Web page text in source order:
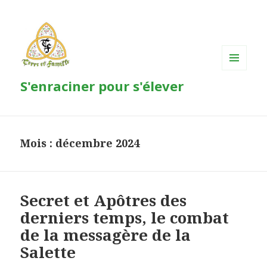
S'enraciner pour s'élever
Mois : décembre 2024
Secret et Apôtres des
derniers temps, le combat
de la messagère de la
Salette